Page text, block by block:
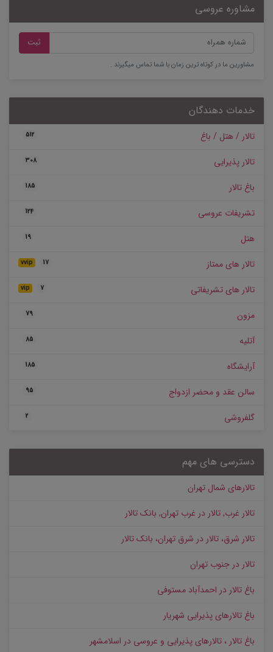
مشاوره عروسی
ثبت
مشاورین ما در کوتاه ترین زمان با شما تماس میگیرند .
خدمات دهندگان
تالار / هتل / باغ 512
تالار پذیرایی 308
باغ تالار 185
تشریفات عروسی 124
هتل 19
تالار های ممتاز vvip 17
تالار های تشریفاتی vip 7
مزون 79
آتلیه 85
آرایشگاه 185
سالن عقد و محضر ازدواج 95
گلفروشی 2
دسترسی های مهم
تالارهای شمال تهران
تالار غرب, تالار در غرب تهران, بانک تالار
تالار شرق، تالار در شرق تهران، بانک تالار
تالار در جنوب تهران
باغ تالار در احمدآباد مستوفی
باغ تالارهای پذیرایی شهریار
باغ تالار ، تالارهای پذیرایی و عروسی در اسلامشهر